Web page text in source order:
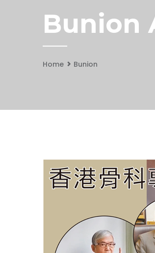
Bunion
Home Bunion